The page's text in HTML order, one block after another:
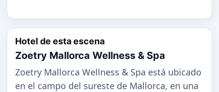
Hotel de esta escena
Zoetry Mallorca Wellness & Spa
Zoetry Mallorca Wellness & Spa está ubicado
en el campo del sureste de Mallorca, en una